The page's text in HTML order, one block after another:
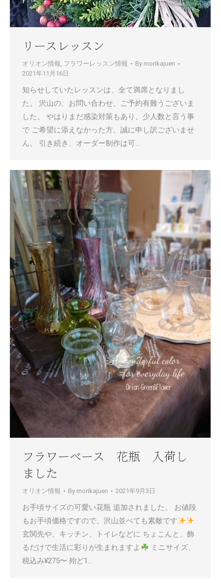
リースレッスン
オリオン情報, フラワーレッスン情報 By morikajuen
2021年11月16日
知らせしていたレッスンは、全て満席となりまし
た。 沢山の、お問い合わせ、ご予約有難うございま
した。 やはりまだ感染対策もあり、少人数と言う事
で ご希望に添えなかった方、誠に申し訳ございませ
ん。 引き続き、オーダー制作は可…
フラワーベース 花瓶 入荷し
ました
オリオン情報 By morikajuen 2021年9月3日
お手頃サイズの可愛い花瓶 追加されました。 お値段
もお手頃価格ですので、沢山並べても素敵です
玄関先や、キッチン、トイレなどに ちょこんと、飾
るだけで生活に彩りが生まれますよ
ミニサイズ、
税込み¥275〜 殆ど1…